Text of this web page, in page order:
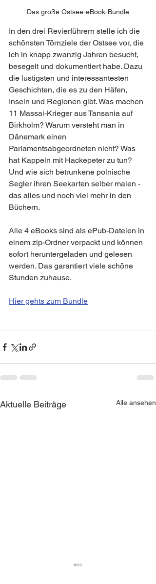
Das große Ostsee-eBook-Bundle
In den drei Revierführern stelle ich die
schönsten Törnziele der Ostsee vor, die
ich in knapp zwanzig Jahren besucht,
besegelt und dokumentiert habe. Dazu
die lustigsten und interessantesten
Geschichten, die es zu den Häfen,
Inseln und Regionen gibt. Was machen
11 Massai-Krieger aus Tansania auf
Birkholm? Warum versteht man in
Dänemark einen
Parlamentsabgeordneten nicht? Was
hat Kappeln mit Hackepeter zu tun?
Und wie sich betrunkene polnische
Segler ihren Seekarten selber malen -
das alles und noch viel mehr in den
Büchern.
Alle 4 eBooks sind als ePub-Dateien in
einem zip-Ordner verpackt und können
sofort heruntergeladen und gelesen
werden. Das garantiert viele schöne
Stunden zuhause.
Hier gehts zum Bundle
Aktuelle Beiträge Alle ansehen